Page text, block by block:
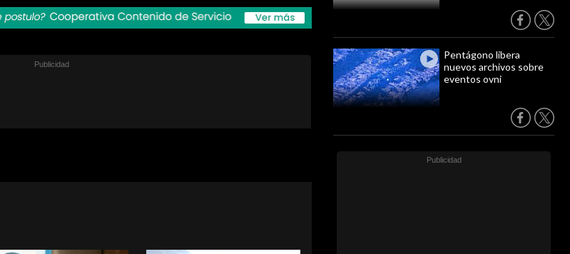
Pentágono libera
nuevos archivos sobre
eventos ovni